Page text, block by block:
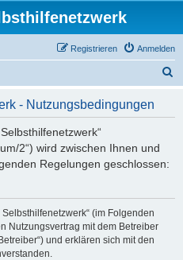
Anmelden
Registrieren
- Nutzungsbedingungen
2“) wird zwischen Ihnen und
Regelungen geschlossen:
(im Folgenden
Nutzungsvertrag mit dem Betreiber
und erklären sich mit den